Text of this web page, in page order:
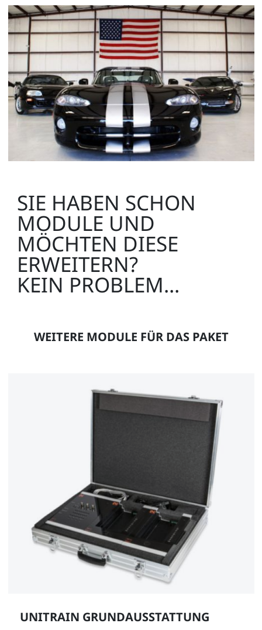
SIE HABEN SCHON
MODULE UND
MÖCHTEN DIESE
ERWEITERN?
KEIN PROBLEM...
WEITERE MODULE FÜR DAS PAKET
UNITRAIN GRUNDAUSSTATTUNG